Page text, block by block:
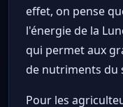
effet, on pense
l'énergie de la
qui permet aux
de nutriments du
Pour les